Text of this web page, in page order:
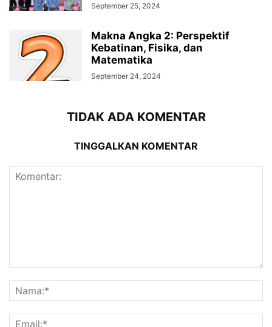
September 25, 2024
Makna Angka 2: Perspektif
Kebatinan, Fisika, dan
Matematika
September 24, 2024
TIDAK ADA KOMENTAR
TINGGALKAN KOMENTAR